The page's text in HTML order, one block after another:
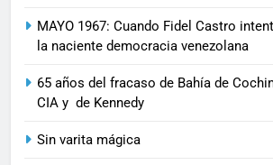
MAYO 1967: Cuando Fidel Castro
la naciente democracia venezolana
65 años del fracaso de Bahía de
CIA y de Kennedy
Sin varita mágica